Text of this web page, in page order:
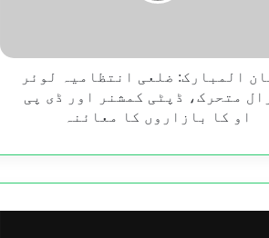
المبارک: ضلعی انتظامیہ لوئر
متحرک، ڈپٹی کمشنر اور ڈی پی
او کا بازاروں کا معائنہ